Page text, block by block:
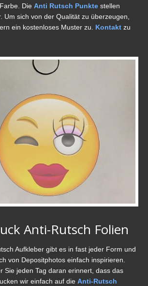
Die Anti Rutsch Punkte stellen
Um sich von der Qualität zu überzeugen,
ein kostenloses Muster zu. Kontakt zu
Anti-Rutsch Folien
Aufkleber gibt es in fast jeder Form und
von Depositphotos einfach inspirieren.
Sie jeden Tag daran erinnert, dass das
wir einfach auf die Anti-Rutsch